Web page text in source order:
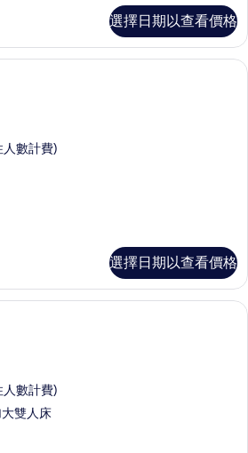
選擇日期以查看價格
商務雙床間 - 無停車位 | 高級寢具、
人數計費)
選擇日期以查看價格
微笑豪華房 | 高級寢具、書桌、遮光
人數計費)
大雙人床